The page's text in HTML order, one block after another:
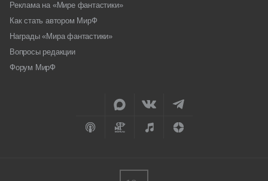
Реклама на «Мире фантастики»
Как стать автором МирФ
Награды «Мира фантастики»
Вопросы редакции
Форум МирФ